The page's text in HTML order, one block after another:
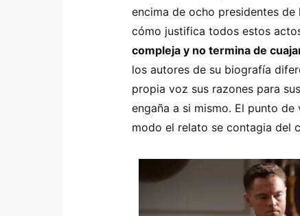
encima de ocho presidentes
cómo justifica todos estos
compleja y no termina de
los autores de su biografía
propia voz sus razones para
engaña a si mismo. El punto
modo el relato se contagia del